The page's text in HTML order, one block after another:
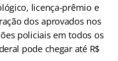
licença-prêmio e
dos aprovados nos
policiais em todos os
pode chegar até R$